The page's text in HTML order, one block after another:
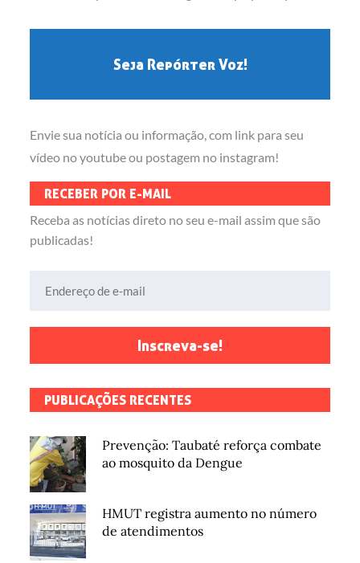
Seja Repórter Voz!
Envie sua notícia ou informação, com link para seu
vídeo no youtube ou postagem no instagram!
RECEBER POR E-MAIL
Receba as notícias direto no seu e-mail assim que são
publicadas!
Inscreva-se!
PUBLICAÇÕES RECENTES
Prevenção: Taubaté reforça combate
ao mosquito da Dengue
HMUT registra aumento no número
de atendimentos